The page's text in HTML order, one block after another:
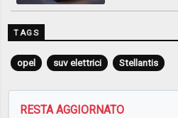
TAGS
opel suv elettrici Stellantis
RESTA AGGIORNATO